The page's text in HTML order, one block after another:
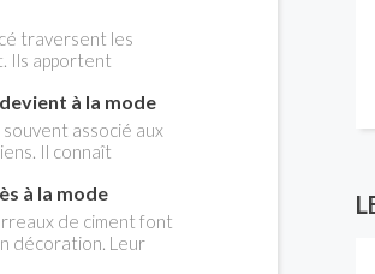
de ce type,
une entreprise
! Vous pouvez
tout autre
traversent les
Ils apportent
États Unis et en
un regain
à la mode
associé aux
Il connaît
On le trouve
mais aussi en
à la mode
de ciment font
décoration. Leur